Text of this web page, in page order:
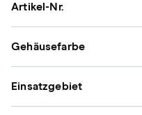
Artikel-Nr.
Gehäusefarbe
Einsatzgebiet